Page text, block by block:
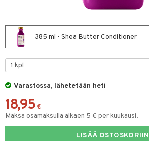
385 ml - Shea Butter Conditioner
Varastossa, lähetetään heti
18,95 €
Maksa osamaksulla alkaen 5 € per kuukausi.
LISÄÄ OSTOSKORIIN
& Antifrizz
tuotteet
& Geeli